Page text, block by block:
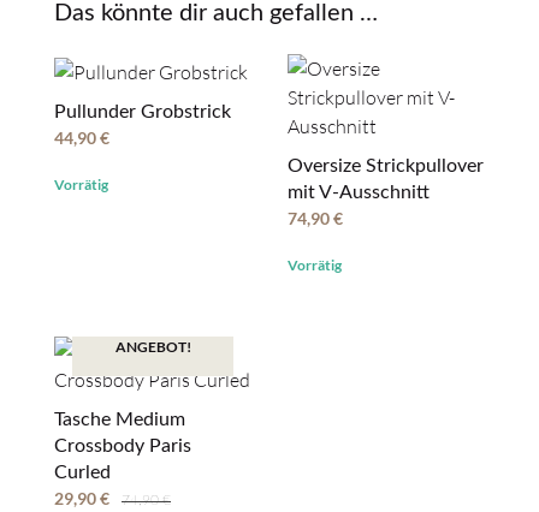
Das könnte dir auch gefallen …
Pullunder Grobstrick
44,90€
Vorrätig
Oversize Strickpullover
mit V-Ausschnitt
74,90€
Vorrätig
ANGEBOT!
Tasche Medium
Crossbody Paris
Curled
29,90€ 74,90€